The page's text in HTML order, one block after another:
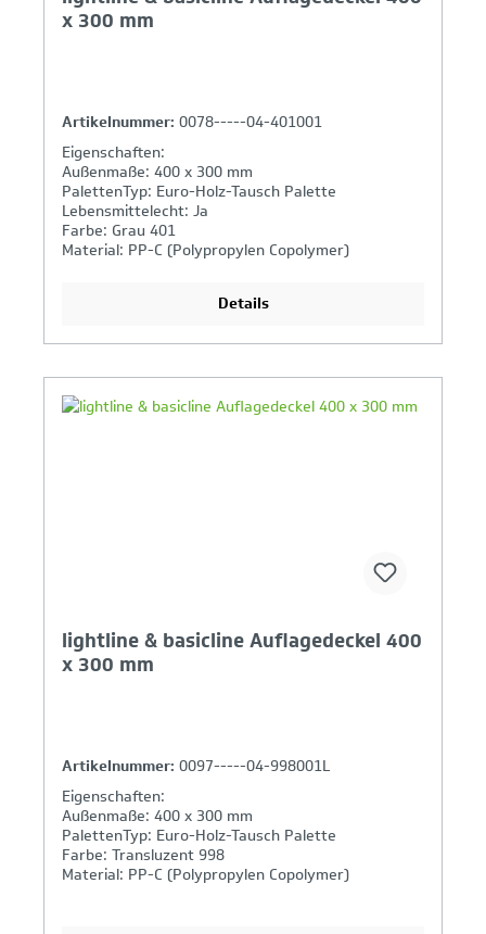
x 300 mm
Artikelnummer: 0078-----04-401001
Eigenschaften:
Außenmaße: 400 x 300 mm
PalettenTyp: Euro-Holz-Tausch Palette
Lebensmittelecht: Ja
Farbe: Grau 401
Material: PP-C (Polypropylen Copolymer)
Details
Ihr Produktvergleich ist voll
lightline & basicline Auflagedeckel 400
x 300 mm
Artikelnummer: 0097-----04-998001L
Eigenschaften:
Außenmaße: 400 x 300 mm
PalettenTyp: Euro-Holz-Tausch Palette
Farbe: Transluzent 998
Material: PP-C (Polypropylen Copolymer)